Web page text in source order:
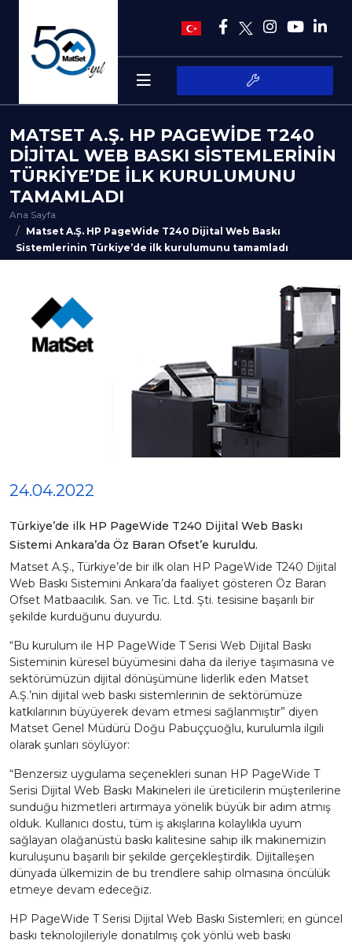
MATSET A.Ş. HP PAGEWIDE T240
DIJITAL WEB BASKI SISTEMLERININ
TÜRKIYE’DE ILK KURULUMUNU
TAMAMLADI
Ana Sayfa
Matset A.Ş. HP PageWide T240 Dijital Web Baskı
Sistemlerinin Türkiye’de ilk kurulumunu tamamladı
24.04.2022
Türkiye’de ilk HP PageWide T240 Dijital Web Baskı
Sistemi Ankara’da Öz Baran Ofset’e kuruldu.
Matset A.Ş., Türkiye’de bir ilk olan HP PageWide T240 Dijital
Web Baskı Sistemini Ankara’da faaliyet gösteren Öz Baran
Ofset Matbaacılık. San. ve Tic. Ltd. Şti. tesisine başarılı bir
şekilde kurduğunu duyurdu.
“Bu kurulum ile HP PageWide T Serisi Web Dijital Baskı
Sisteminin küresel büyümesini daha da ileriye taşımasına ve
sektörümüzün dijital dönüşümüne liderlik eden Matset
A.Ş.’nin dijital web baskı sistemlerinin de sektörümüze
katkılarının büyüyerek devam etmesi sağlanmıştır” diyen
Matset Genel Müdürü Doğu Pabuççuoğlu, kurulumla ilgili
olarak şunları söylüyor:
“Benzersiz uygulama seçenekleri sunan HP PageWide T
Serisi Dijital Web Baskı Makineleri ile üreticilerin müşterilerine
sunduğu hizmetleri artırmaya yönelik büyük bir adım atmış
olduk. Kullanıcı dostu, tüm iş akışlarına kolaylıkla uyum
sağlayan olağanüstü baskı kalitesine sahip ilk makinemizin
kuruluşunu başarılı bir şekilde gerçekleştirdik. Dijitalleşen
dünyada ülkemizin de bu trendlere sahip olmasına öncülük
etmeye devam edeceğiz.
HP PageWide T Serisi Dijital Web Baskı Sistemleri; en güncel
baskı teknolojileriyle donatılmış çok yönlü web baskı